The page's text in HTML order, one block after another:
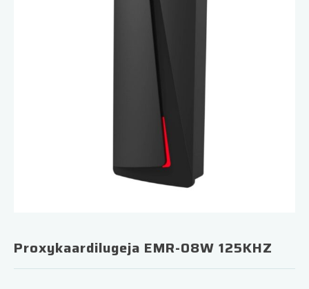
Proxykaardilugeja EMR-08W 125KHZ